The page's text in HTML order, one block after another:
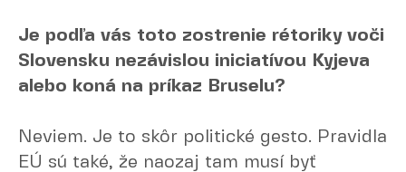
Je podľa vás toto zostrenie rétoriky voči
Slovensku nezávislou iniciatívou Kyjeva
alebo koná na príkaz Bruselu?
Neviem. Je to skôr politické gesto. Pravidla
EÚ sú také, že naozaj tam musí byť